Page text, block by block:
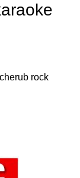
rock